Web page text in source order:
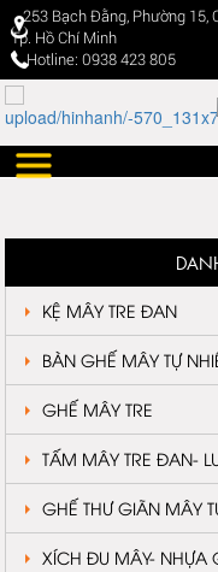
253 Bạch Đằng, Phường 15,
Tp. Hồ Chí Minh
Hotline: 0938 423 805
KỆ MÂY TRE ĐAN
BÀN GHẾ MÂY TỰ
GHẾ MÂY TRE
TẤM MÂY TRE ĐAN-
GHẾ THƯ GIÃN MÂY
XÍCH ĐU MÂY- NHỰA